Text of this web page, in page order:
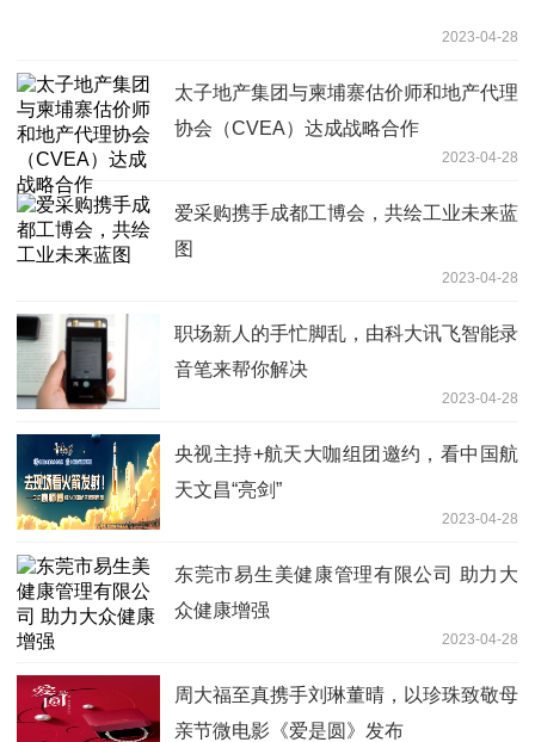
2023-04-28
太子地产集团与柬埔寨估价师和地产代理
协会（CVEA）达成战略合作
2023-04-28
爱采购携手成都工博会，共绘工业未来蓝
图
2023-04-28
职场新人的手忙脚乱，由科大讯飞智能录
音笔来帮你解决
2023-04-28
央视主持+航天大咖组团邀约，看中国航
天文昌“亮剑”
2023-04-28
东莞市易生美健康管理有限公司 助力大
众健康增强
2023-04-28
周大福至真携手刘琳董晴，以珍珠致敬母
亲节微电影《爱是圆》发布